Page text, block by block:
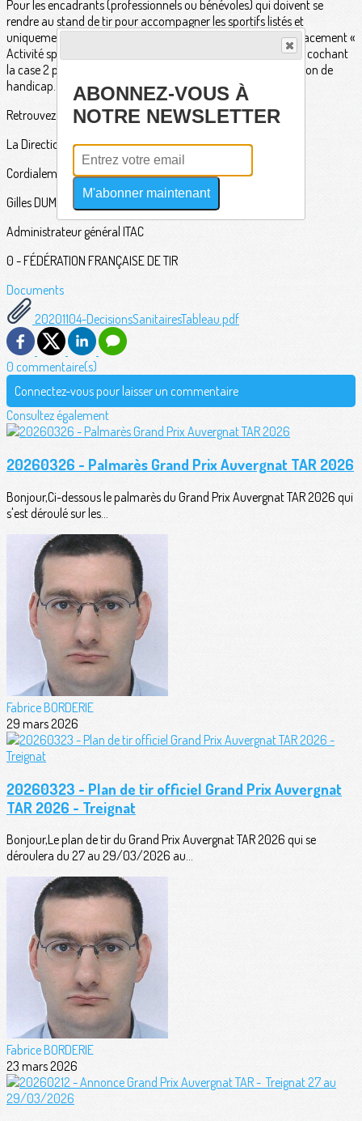
Pour les encadrants (professionnels ou bénévoles) qui doivent se
rendre au stand de tir pour accompagner les sportifs listés et
uniquement ceux-là, il faudra se munir du justificatif de déplacement «
Activité sportive à caractère professionnel » (cf. annexe 3) en cochant
la case 2 pour les valides, case 3 pour les personnes en situation de
handicap.
Retrouvez les documents sur notre site FFTir.org
La Direction Technique Nationale
Cordialement,
Gilles DUMERY
Administrateur général ITAC
0 - FÉDÉRATION FRANÇAISE DE TIR
Documents
20201104-DecisionsSanitairesTableau.pdf
0 commentaire(s)
Connectez-vous pour laisser un commentaire
Consultez également
20260326 - Palmarès Grand Prix Auvergnat TAR 2026
Bonjour,Ci-dessous le palmarès du Grand Prix Auvergnat TAR 2026 qui
s'est déroulé sur les...
Fabrice BORDERIE
29 mars 2026
20260323 - Plan de tir officiel Grand Prix Auvergnat
TAR 2026 - Treignat
Bonjour,Le plan de tir du Grand Prix Auvergnat TAR 2026 qui se
déroulera du 27 au 29/03/2026 au...
Fabrice BORDERIE
23 mars 2026
ABONNEZ-VOUS À
NOTRE NEWSLETTER
M'abonner maintenant